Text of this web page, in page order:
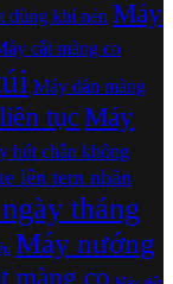
dùng khí nén Máy
cắt màng co
Máy dán màng
tụcMáy
hút chân không
lên tem nhãn
tháng
Máy nướng
màng co